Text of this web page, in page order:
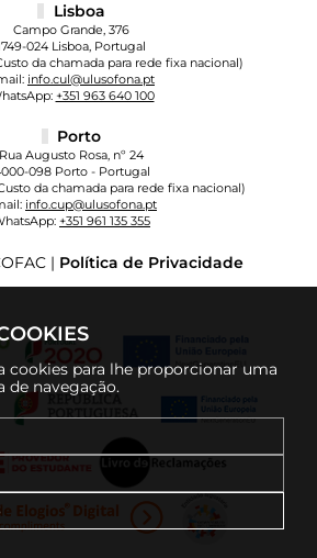
cookies para lhe proporcionar uma
de navegação.
Lisboa
Campo Grande, 376
024 Lisboa, Portugal
da chamada para rede fixa nacional)
info.cul@ulusofona.pt
+351 963 640 100
Porto
Rua Augusto Rosa, nº 24
098 Porto - Portugal
da chamada para rede fixa nacional)
info.cup@ulusofona.pt
+351 961 135 355
| Política de Privacidade